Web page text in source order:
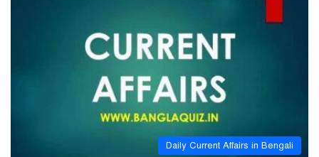
Daily Current Affairs in Bengali